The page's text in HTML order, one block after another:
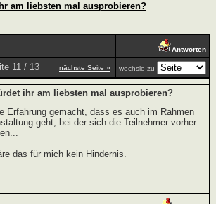
am liebsten mal ausprobieren?
Antworten
11 / 13 nächste Seite » wechsle zu
ihr am liebsten mal ausprobieren?
Erfahrung gemacht, dass es auch im Rahmen
geht, bei der sich die Teilnehmer vorher
das für mich kein Hindernis.